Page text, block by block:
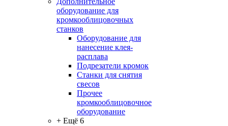
оборудование для
кромкооблицовочных
станков
Оборудование для
нанесение клея-
расплава
Подрезатели кромок
Станки для снятия
свесов
Прочее
кромкооблицовочное
оборудование
+ Ещё 6